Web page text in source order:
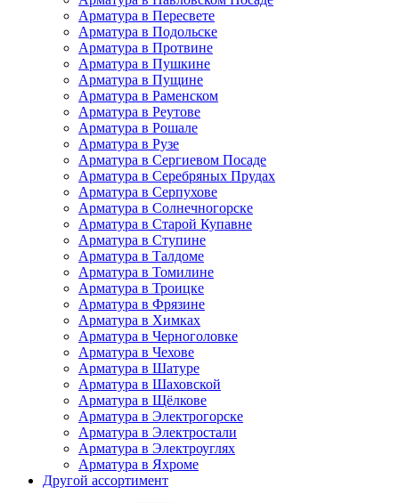
Арматура в Пересвете
Арматура в Подольске
Арматура в Протвине
Арматура в Пушкине
Арматура в Пущине
Арматура в Раменском
Арматура в Реутове
Арматура в Рошале
Арматура в Рузе
Арматура в Сергиевом Посаде
Арматура в Серебряных Прудах
Арматура в Серпухове
Арматура в Солнечногорске
Арматура в Старой Купавне
Арматура в Ступине
Арматура в Талдоме
Арматура в Томилине
Арматура в Троицке
Арматура в Фрязине
Арматура в Химках
Арматура в Черноголовке
Арматура в Чехове
Арматура в Шатуре
Арматура в Шаховской
Арматура в Щёлкове
Арматура в Электрогорске
Арматура в Электростали
Арматура в Электроуглях
Арматура в Яхроме
Другой ассортимент